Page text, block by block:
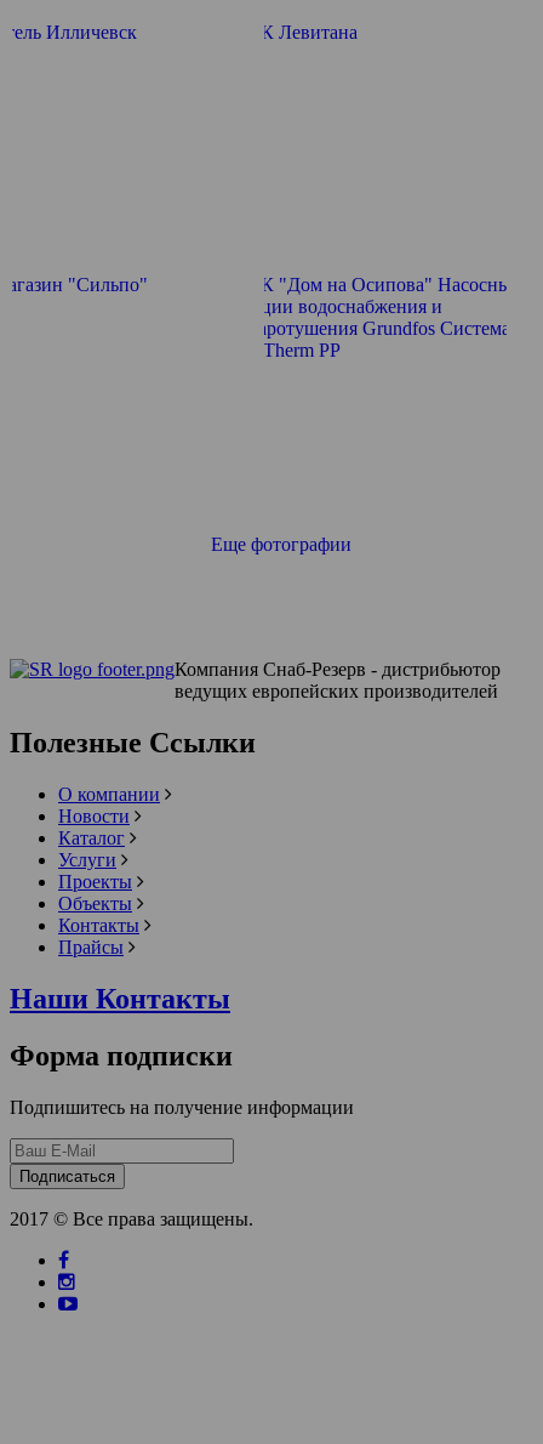
Еще фотографии
Компания Снаб-Резерв - дистрибьютор
ведущих европейских производителей
Полезные Ссылки
О компании
Новости
Каталог
Услуги
Проекты
Объекты
Контакты
Прайсы
Наши Контакты
Форма подписки
Подпишитесь на получение информации
Подписаться
2017 © Все права защищены.